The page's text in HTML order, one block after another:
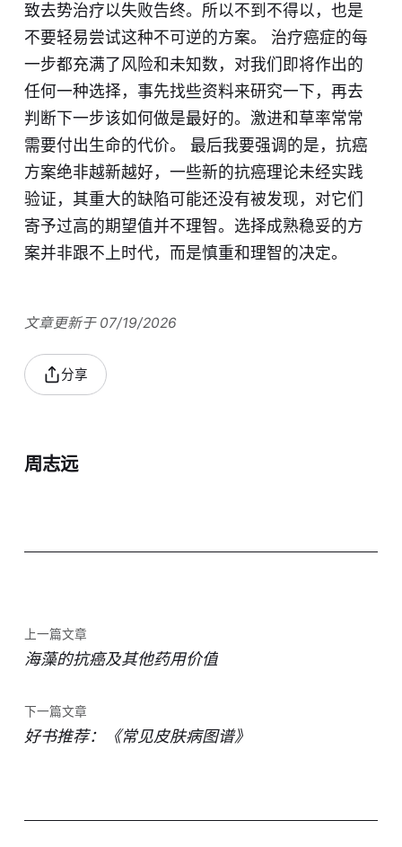
致去势治疗以失败告终。所以不到不得以，也是
不要轻易尝试这种不可逆的方案。 治疗癌症的每
一步都充满了风险和未知数，对我们即将作出的
任何一种选择，事先找些资料来研究一下，再去
判断下一步该如何做是最好的。激进和草率常常
需要付出生命的代价。 最后我要强调的是，抗癌
方案绝非越新越好，一些新的抗癌理论未经实践
验证，其重大的缺陷可能还没有被发现，对它们
寄予过高的期望值并不理智。选择成熟稳妥的方
案并非跟不上时代，而是慎重和理智的决定。
文章更新于 07/19/2026
分享
周志远
上一篇文章
海藻的抗癌及其他药用价值
下一篇文章
好书推荐：《常见皮肤病图谱》